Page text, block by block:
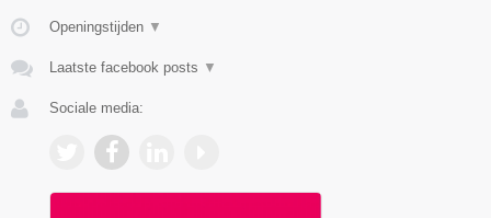
Openingstijden ▼
Laatste facebook posts ▼
Sociale media: